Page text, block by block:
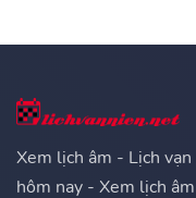
Xem lịch âm - Lịch
hôm nay - Xem lịch